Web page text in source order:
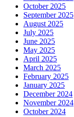
October 2025
September 2025
August 2025
July 2025
June 2025
May 2025
April 2025
March 2025
February 2025
January 2025
December 2024
November 2024
October 2024